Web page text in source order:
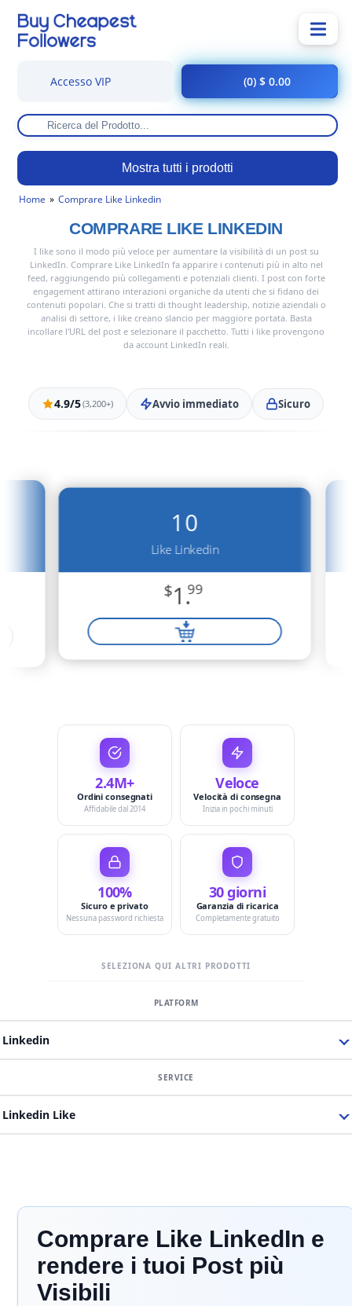
Mostra tutti i prodotti
Accesso VIP (0) $ 0.00
Home Comprare Like Linkedin
COMPRARE LIKE LINKEDIN
I like sono il modo più veloce per aumentare la visibilità di un post su
LinkedIn. Comprare Like LinkedIn fa apparire i contenuti più in alto nel
feed, raggiungendo più collegamenti e potenziali clienti. I post con forte
engagement attirano interazioni organiche da utenti che si fidano dei
contenuti popolari. Che si tratti di thought leadership, notizie aziendali o
analisi di settore, i like creano slancio per maggiore portata. Basta
incollare l'URL del post e selezionare il pacchetto. Tutti i like provengono
da account LinkedIn reali.
4.9/5(3,200+) Avvio immediato Sicuro
10
Like Linkedin
$1.99
2.4M+
Ordini consegnati
Affidabile dal 2014
Veloce
Velocità di consegna
Inizia in pochi minuti
100%
Sicuro e privato
Nessuna password richiesta
30 giorni
Garanzia di ricarica
Completamente gratuito
SELEZIONA QUI ALTRI PRODOTTI
Linkedin
Linkedin Like
Comprare Like LinkedIn e
rendere i tuoi Post più
Visibili